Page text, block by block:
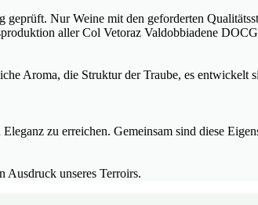
Nur Weine mit den geforderten
aller Col Vetoraz Valdobbiadene
Aroma, die Struktur der Traube, es entwickelt
zu erreichen. Gemeinsam sind diese
Ausdruck unseres Terroirs.